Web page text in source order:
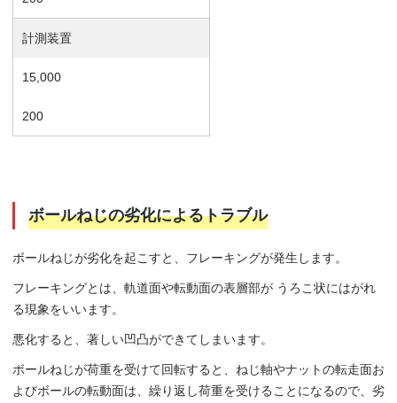
計測装置
15,000
200
ボールねじの劣化によるトラブル
ボールねじが劣化を起こすと、フレーキングが発生します。
フレーキングとは、 軌道面や転動面の表層部が うろこ状にはがれ
る現象をいいます。
悪化すると、著しい凹凸ができてしまいます。
ボールねじが荷重を受けて回転すると、ねじ軸やナットの転走面お
よびボールの転動面は、繰り返し荷重を受けることになるので、劣